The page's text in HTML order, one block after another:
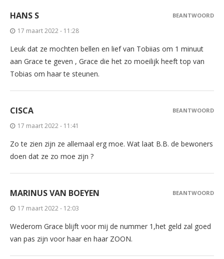
HANS S
17 maart 2022 - 11:28
Leuk dat ze mochten bellen en lief van Tobiias om 1 minuut
aan Grace te geven , Grace die het zo moeilijk heeft top van
Tobias om haar te steunen.
BEANTWOORD
CISCA
17 maart 2022 - 11:41
Zo te zien zijn ze allemaal erg moe. Wat laat B.B. de bewoners
doen dat ze zo moe zijn ?
BEANTWOORD
MARINUS VAN BOEYEN
17 maart 2022 - 12:03
Wederom Grace blijft voor mij de nummer 1,het geld zal goed
van pas zijn voor haar en haar ZOON.
BEANTWOORD